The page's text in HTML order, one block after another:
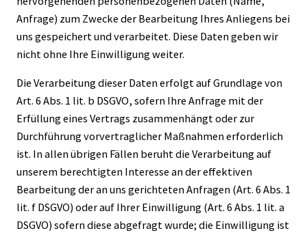
Anfrage) zum Zwecke der Bearbeitung Ihres Anliegens bei
uns gespeichert und verarbeitet. Diese Daten geben wir
nicht ohne Ihre Einwilligung weiter.
Die Verarbeitung dieser Daten erfolgt auf Grundlage von
Art. 6 Abs. 1 lit. b DSGVO, sofern Ihre Anfrage mit der
Erfüllung eines Vertrags zusammenhängt oder zur
Durchführung vorvertraglicher Maßnahmen erforderlich
ist. In allen übrigen Fällen beruht die Verarbeitung auf
unserem berechtigten Interesse an der effektiven
Bearbeitung der an uns gerichteten Anfragen (Art. 6 Abs. 1
lit. f DSGVO) oder auf Ihrer Einwilligung (Art. 6 Abs. 1 lit. a
DSGVO) sofern diese abgefragt wurde; die Einwilligung ist